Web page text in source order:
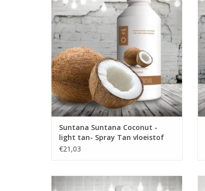
Tan vloeistof
TOEVOEGEN AAN WINKELWAGEN
Suntana Suntana Coconut -
light tan- Spray Tan vloeistof
€21,03